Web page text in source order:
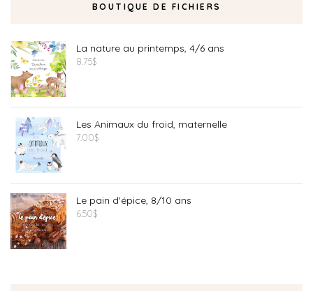
BOUTIQUE DE FICHIERS
La nature au printemps, 4/6 ans
8.75$
Les Animaux du froid, maternelle
7.00$
Le pain d'épice, 8/10 ans
6.50$